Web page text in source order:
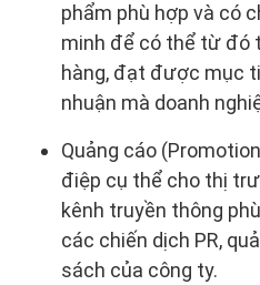
phẩm phù hợp và có
minh để có thể từ đó
hàng, đạt được mục
nhuận mà doanh
Quảng cáo
điệp cụ thể cho thị
kênh truyền thông
các chiến dịch PR,
sách của công ty.